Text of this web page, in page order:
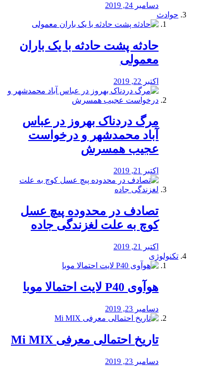
دسامبر 24, 2019
حوادث
️حادثه پشت حادثه با یک باران
معمولی
اکتبر 22, 2019
مرگ دردناک بهروز در عباس
آباد محمدشهر و درخواست
عجیب همسرش
اکتبر 21, 2019
تصادف در محدوده پیچ عسل
کوچ به علت لغزندگی جاده
اکتبر 21, 2019
تکنولوژی
هوآوی P40 لایت احتمالا موبا
دسامبر 23, 2019
تاریخ احتمالی معرفی Mi MIX
دسامبر 23, 2019